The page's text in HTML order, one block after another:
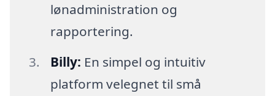
lønadministration og
rapportering.
Billy: En simpel og intuitiv
platform velegnet til små